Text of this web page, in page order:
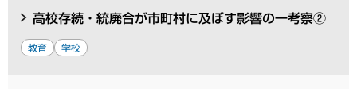
高校存続・統廃合が市町村に及ぼす影響の一考察②
教育 学校